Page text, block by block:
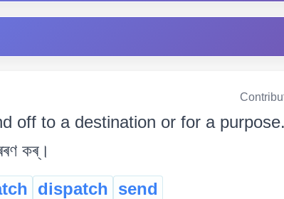
off to a destination or for a purpose.
কৰ্।
dispatch send